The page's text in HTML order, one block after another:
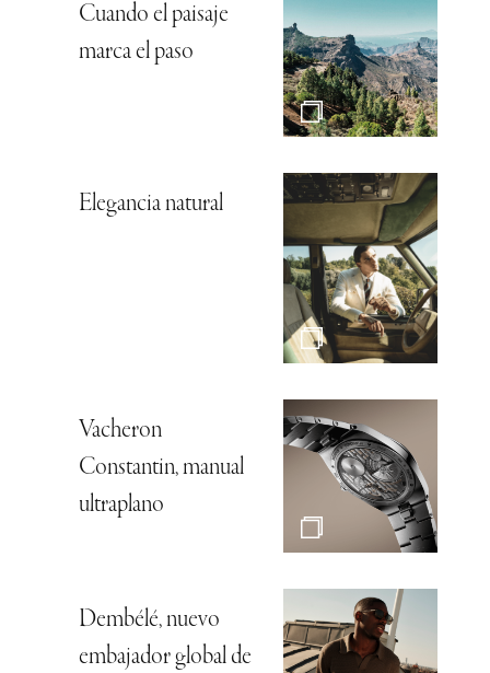
Cuando el paisaje
marca el paso
Elegancia natural
Vacheron
Constantin, manual
ultraplano
Dembélé, nuevo
embajador global de